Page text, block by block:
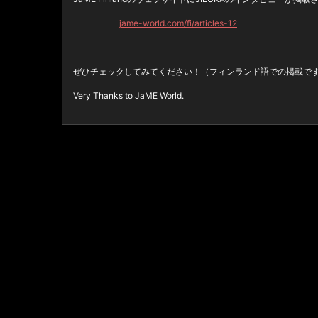
jame-world.com/fi/articles-12
ぜひチェックしてみてください！（フィンランド語での掲載で
Very Thanks to JaME World.